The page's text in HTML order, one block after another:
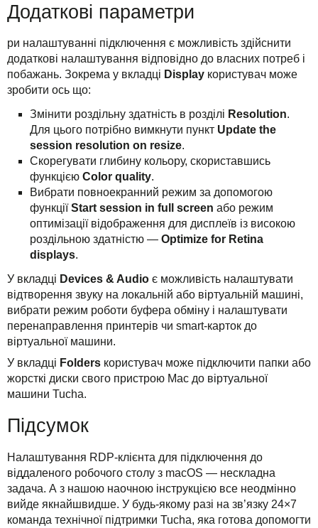
Додаткові параметри
ри налаштуванні підключення є можливість здійснити
додаткові налаштування відповідно до власних потреб і
побажань. Зокрема у вкладці Display користувач може
зробити ось що:
Змінити роздільну здатність в розділі Resolution.
Для цього потрібно вимкнути пункт Update the
session resolution on resize.
Скорегувати глибину кольору, скориставшись
функцією Color quality.
Вибрати повноекранний режим за допомогою
функціїStart session in full screen або режим
оптимізації відображення для дисплеїв із високою
роздільною здатністю — Optimize for Retina
displays.
У вкладці Devices & Audio є можливість налаштувати
відтворення звуку на локальній або віртуальній машині,
вибрати режим роботи буфера обміну і налаштувати
перенаправлення принтерів чи smart-карток до
віртуальної машини.
У вкладці Folders користувач може підключити папки або
жорсткі диски свого пристрою Mac до віртуальної
машини Tucha.
Підсумок
Налаштування RDP-клієнта для підключення до
віддаленого робочого столу з macOS — нескладна
задача. А з нашою наочною інструкцією все неодмінно
вийде якнайшвидше. У будь-якому разі на зв’язку 24×7
команда технічної підтримки Tucha, яка готова допомогти